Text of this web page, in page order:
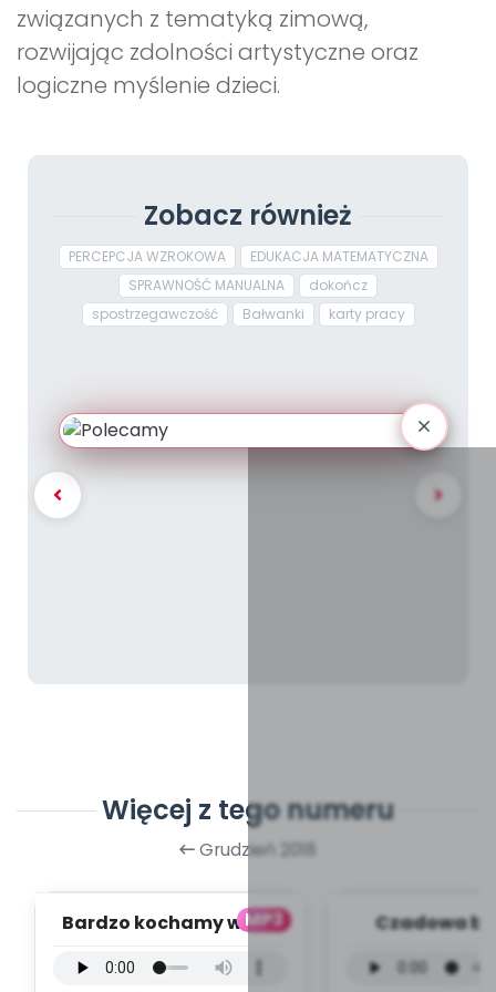
związanych z tematyką zimową,
rozwijając zdolności artystyczne oraz
logiczne myślenie dzieci.
Zobacz również
PERCEPCJA WZROKOWA
EDUKACJA MATEMATYCZNA
SPRAWNOŚĆ MANUALNA
dokończ
spostrzegawczość
Bałwanki karty pracy
Więcej z tego numeru
Grudzień 2018
MP3
Bardzo kochamy was -
mp3)
Czadowa
mp3)